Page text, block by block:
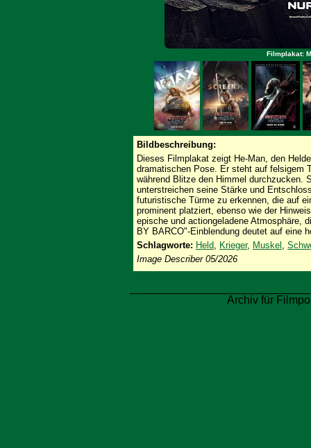
Filmplakat:
Bildbeschreibung:
Dieses Filmplakat zeigt He-Man, den
dramatischen Pose. Er steht auf felsigem
während Blitze den Himmel durchzucken.
unterstreichen seine Stärke und
futuristische Türme zu erkennen, die auf
prominent platziert, ebenso wie der
epische und actiongeladene Atmosphäre,
BY BARCO"-Einblendung deutet auf eine
Schlagworte: Held, Krieger, Muskel ,
Image Describer 05/2026
Archiv für